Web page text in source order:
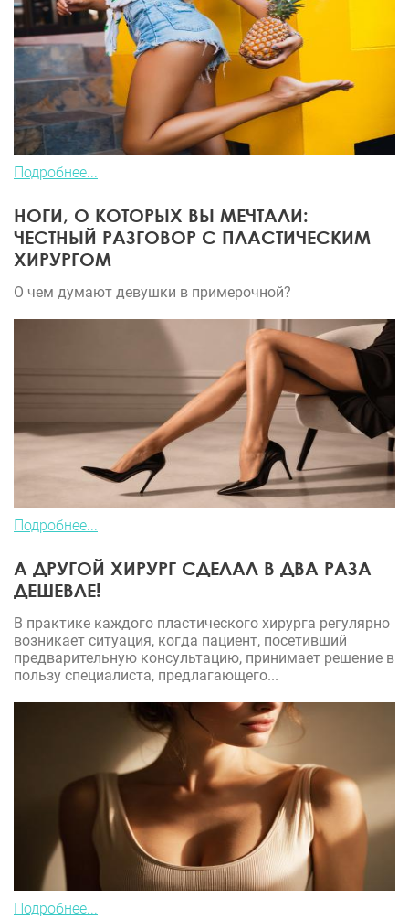
Подробнее...
НОГИ, О КОТОРЫХ ВЫ МЕЧТАЛИ:
ЧЕСТНЫЙ РАЗГОВОР С ПЛАСТИЧЕСКИМ
ХИРУРГОМ
О чем думают девушки в примерочной?
Подробнее...
А ДРУГОЙ ХИРУРГ СДЕЛАЛ В ДВА РАЗА
ДЕШЕВЛЕ!
В практике каждого пластического хирурга регулярно
возникает ситуация, когда пациент, посетивший
предварительную консультацию, принимает решение в
пользу специалиста, предлагающего...
Подробнее...